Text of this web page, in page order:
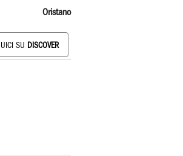
Oristano
SU DISCOVER